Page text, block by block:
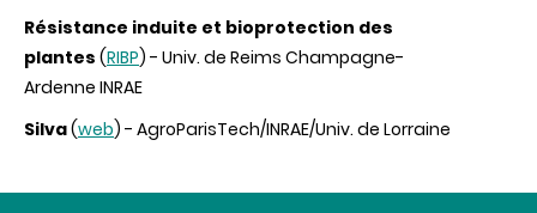
Résistance induite et bioprotection des
plantes (RIBP) - Univ. de Reims Champagne-
Ardenne INRAE
Silva(web) - AgroParisTech/INRAE/Univ. de Lorraine